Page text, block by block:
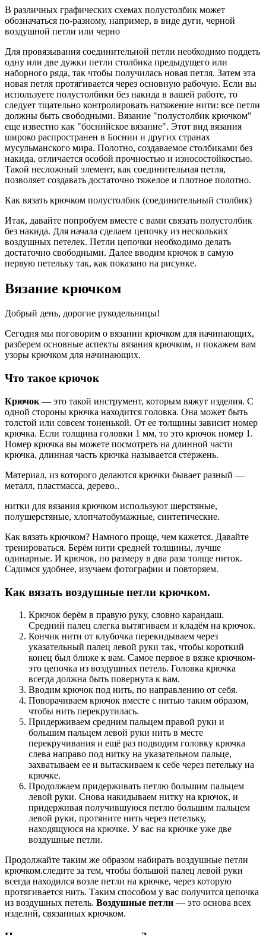
В различных графических схемах полустолбик может
обозначаться по-разному, например, в виде дуги, черной
воздушной петли или черно
Для провязывания соединительной петли необходимо поддеть
одну или две дужки петли столбика предыдущего или
наборного ряда, так чтобы получилась новая петля. Затем эта
новая петля протягивается через основную рабочую. Если вы
используете полустолбики без накида в вашей работе, то
следует тщательно контролировать натяжение нити: все петли
должны быть свободными. Вязание "полустолбик крючком"
еще известно как "боснийское вязание". Этот вид вязания
широко распространен в Боснии и других странах
мусульманского мира. Полотно, создаваемое столбиками без
накида, отличается особой прочностью и износостойкостью.
Такой несложный элемент, как соединительная петля,
позволяет создавать достаточно тяжелое и плотное полотно.
Как вязать крючком полустолбик (соединительный столбик)
Итак, давайте попробуем вместе с вами связать полустолбик
без накида. Для начала сделаем цепочку из нескольких
воздушных петелек. Петли цепочки необходимо делать
достаточно свободными. Далее вводим крючок в самую
первую петельку так, как показано на рисунке.
Вязание крючком
Добрый день, дорогие рукодельницы!
Сегодня мы поговорим о вязании крючком для начинающих,
разберем основные аспекты вязания крючком, и покажем вам
узоры крючком для начинающих.
Что такое крючок
Крючок — это такой инструмент, которым вяжут изделия. С
одной стороны крючка находится головка. Она может быть
толстой или совсем тоненькой. От ее толщины зависит номер
крючка. Если толщина головки 1 мм, то это крючок номер 1.
Номер крючка вы можете посмотреть на длинной части
крючка, длинная часть крючка называется стержень.
Материал, из которого делаются крючки бывает разный —
металл, пластмасса, дерево..
нитки для вязания крючком используют шерстяные,
полушерстяные, хлопчатобумажные, синтетические.
Как вязать крючком? Намного проще, чем кажется. Давайте
тренироваться. Берём нити средней толщины, лучше
одинарные. И крючок, по размеру в два раза толще ниток.
Садимся удобнее, изучаем фотографии и повторяем.
Как вязать воздушные петли крючком.
Крючок берём в правую руку, словно карандаш.
Средний палец слегка вытягиваем и кладём на крючок.
Кончик нити от клубочка перекидываем через
указательный палец левой руки так, чтобы короткий
конец был ближе к вам. Самое первое в вязке крючком-
это цепочка из воздушных петель. Головка крючка
всегда должна быть повернута к вам.
Вводим крючок под нить, по направлению от себя.
Поворачиваем крючок вместе с нитью таким образом,
чтобы нить перекрутилась.
Придерживаем средним пальцем правой руки и
большим пальцем левой руки нить в месте
перекручивания и ещё раз подводим головку крючка
слева направо под нитку на указательном пальце,
захватываем ее и вытаскиваем к себе через петельку на
крючке.
Продолжаем придерживать петлю большим пальцем
левой руки. Снова накидываем нитку на крючок, и
придерживая получившуюся петлю большим пальцем
левой руки, протяните нить через петельку,
находящуюся на крючке. У вас на крючке уже две
воздушные петли.
Продолжайте таким же образом набирать воздушные петли
крючком.следите за тем, чтобы большой палец левой руки
всегда находился возле петли на крючке, через которую
протягивается нить. Таким способом у вас получится цепочка
из воздушных петель. Воздушные петли — это основа всех
изделий, связанных крючком.